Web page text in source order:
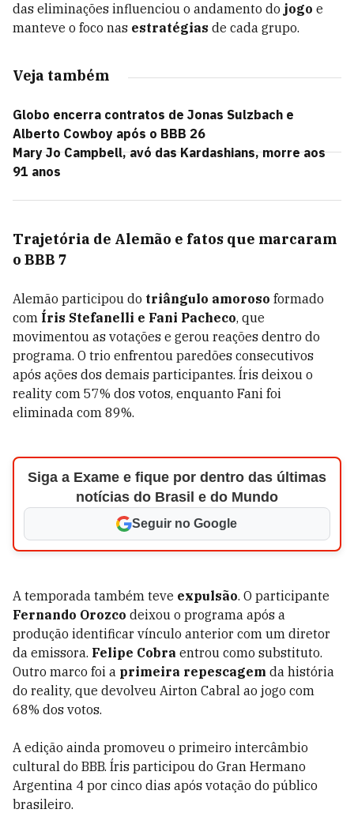
das eliminações influenciou o andamento do jogo e
manteve o foco nas estratégias de cada grupo.
Veja também
Globo encerra contratos de Jonas Sulzbach e
Alberto Cowboy após o BBB 26
Mary Jo Campbell, avó das Kardashians, morre aos
91 anos
Trajetória de Alemão e fatos que marcaram
o BBB 7
Alemão participou do triângulo amoroso formado
com Íris Stefanelli e Fani Pacheco, que
movimentou as votações e gerou reações dentro do
programa. O trio enfrentou paredões consecutivos
após ações dos demais participantes. Íris deixou o
reality com 57% dos votos, enquanto Fani foi
eliminada com 89%.
Siga a Exame e fique por dentro das últimas
notícias do Brasil e do Mundo
Seguir no Google
A temporada também teve expulsão. O participante
Fernando Orozco deixou o programa após a
produção identificar vínculo anterior com um diretor
da emissora. Felipe Cobra entrou como substituto.
Outro marco foi a primeira repescagem da história
do reality, que devolveu Airton Cabral ao jogo com
68% dos votos.
A edição ainda promoveu o primeiro intercâmbio
cultural do BBB. Íris participou do Gran Hermano
Argentina 4 por cinco dias após votação do público
brasileiro.